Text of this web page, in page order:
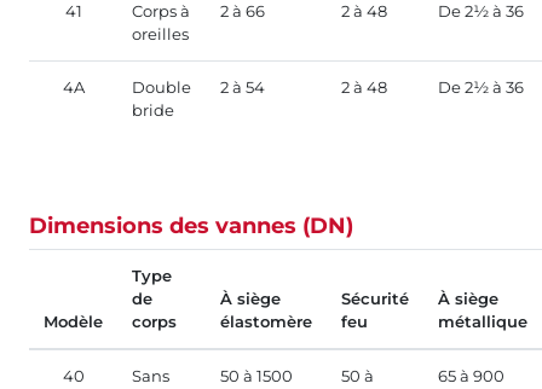
41
Corps à
oreilles
2 à 66 2 à 48 De 2½ à 36
4A
Double
bride
2 à 54 2 à 48 De 2½ à 36
Dimensions des vannes (DN)
Modèle
Type
de
corps
À siège
élastomère
Sécurité
feu
À siège
métallique
40
Sans
50 à 1500
50 à
65 à 900